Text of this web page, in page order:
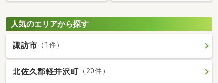
人気のエリアから探す
諏訪市 （1件）
北佐久郡軽井沢町 （20件）